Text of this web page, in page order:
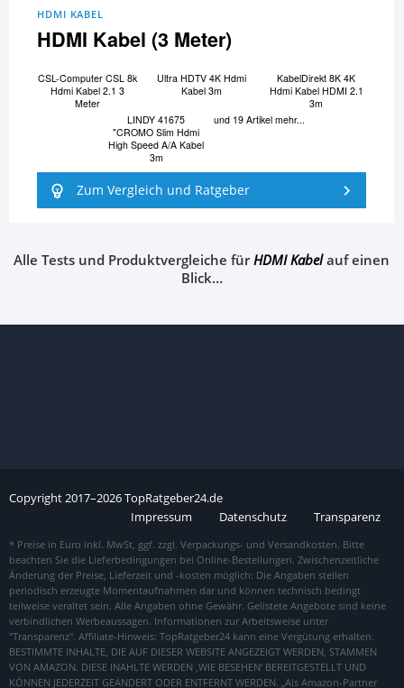
HDMI KABEL
HDMI Kabel (3 Meter)
CSL-Computer CSL 8k
Hdmi Kabel 2.1 3
Meter
Ultra HDTV 4K Hdmi
Kabel 3m
KabelDirekt 8K 4K
Hdmi Kabel HDMI 2.1
3m
LINDY 41675
"CROMO Slim Hdmi
High Speed A/A Kabel
3m
und 19 Artikel mehr...
Zum Vergleich und Ratgeber
Alle Tests und Produktvergleiche fürHDMI Kabelauf einen
Blick…
Copyright2017–2026TopRatgeber24.de
Impressum
Datenschutz Transparenz